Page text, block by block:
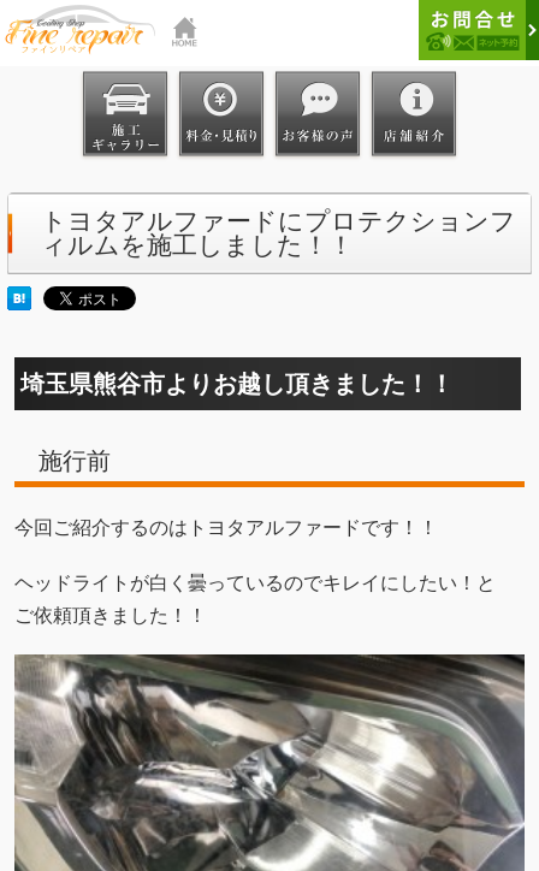
トヨタアルファードにプロテクションフ
ィルムを施工しました！！
埼玉県熊谷市よりお越し頂きました！！
施行前
今回ご紹介するのはトヨタアルファードです！！
ヘッドライトが白く曇っているのでキレイにしたい！と
ご依頼頂きました！！